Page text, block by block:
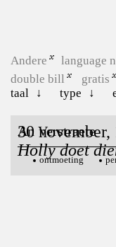
Andere language
double bill
gratis
taal
type
30 november,
Holly doet
An Verstraete
ontmoeting